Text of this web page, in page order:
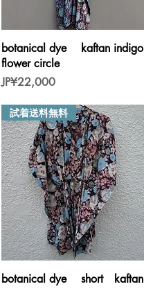
제품보기
botanical dye kaftan indigo
flower circle
가격
JP¥22,000
제품보기
試着送料無料
botanical dye short kaftan